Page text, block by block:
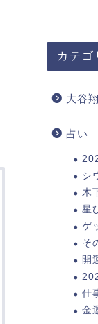
カテゴ
大谷
占い
シ
木
星
ゲ
そ
開
仕
金